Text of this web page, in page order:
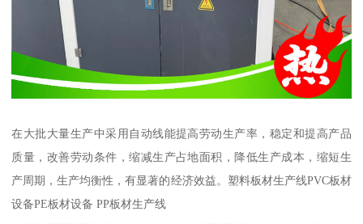
在大批大量生产中采用自动线能提高劳动生产率，稳定和提高产品
质量，改善劳动条件，缩减生产占地面积，降低生产成本，缩短生
产周期，生产均衡性，有显著的经济效益。塑料板材生产线PVC板材
设备PE板材设备 PP板材生产线